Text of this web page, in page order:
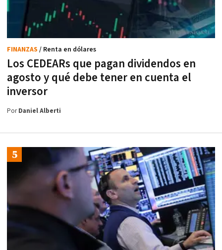
Los CEDEARs que pagan dividendos en
agosto y qué debe tener en cuenta el
inversor
FINANZAS / Renta en dólares
PorDaniel Alberti